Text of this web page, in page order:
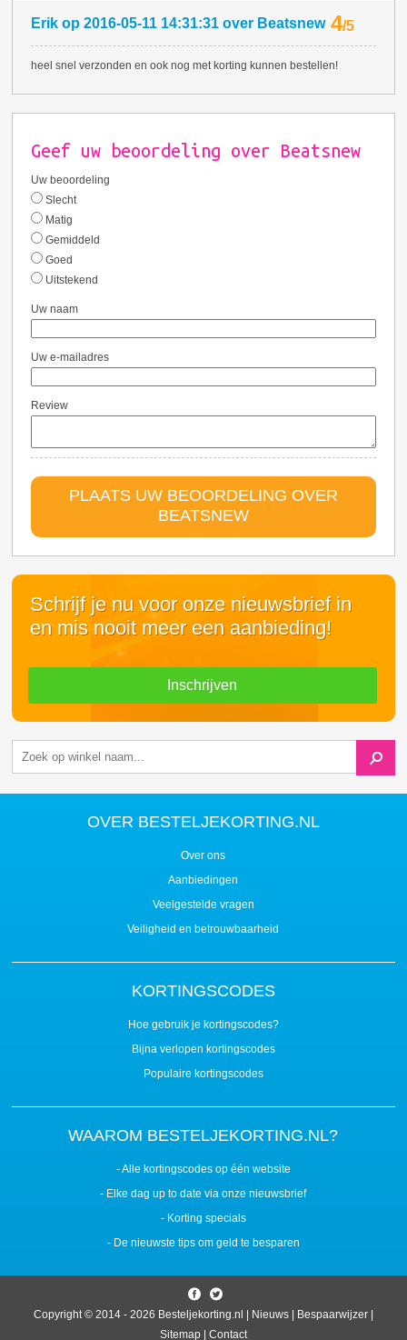
Erik op2016-05-11 14:31:31 over Beatsnew 4/5
heel snel verzonden en ook nog met korting kunnen bestellen!
Geef uw beoordeling over Beatsnew
Uw beoordeling
Slecht
Matig
Gemiddeld
Goed
Uitstekend
Uw naam
Uw e-mailadres
Review
PLAATS UW BEOORDELING OVER
BEATSNEW
Schrijf je nu voor onze nieuwsbrief in
en mis nooit meer een aanbieding!
Inschrijven
OVER BESTELJEKORTING.NL
Over ons
Aanbiedingen
Veelgestelde vragen
Veiligheid en betrouwbaarheid
KORTINGSCODES
Hoe gebruik je kortingscodes?
Bijna verlopen kortingscodes
Populaire kortingscodes
WAAROM BESTELJEKORTING.NL?
- Alle kortingscodes op één website
- Elke dag up to date via onze nieuwsbrief
- Korting specials
- De nieuwste tips om geld te besparen
Copyright © 2014 - 2026 Besteljekorting.nl | Nieuws| Bespaarwijzer|
Sitemap| Contact